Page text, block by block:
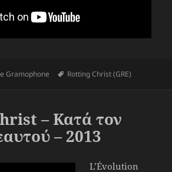
Gramophone
Mots-
Rotting Christ (GRE)
– Κατά τον
– 2013
L’Évolution